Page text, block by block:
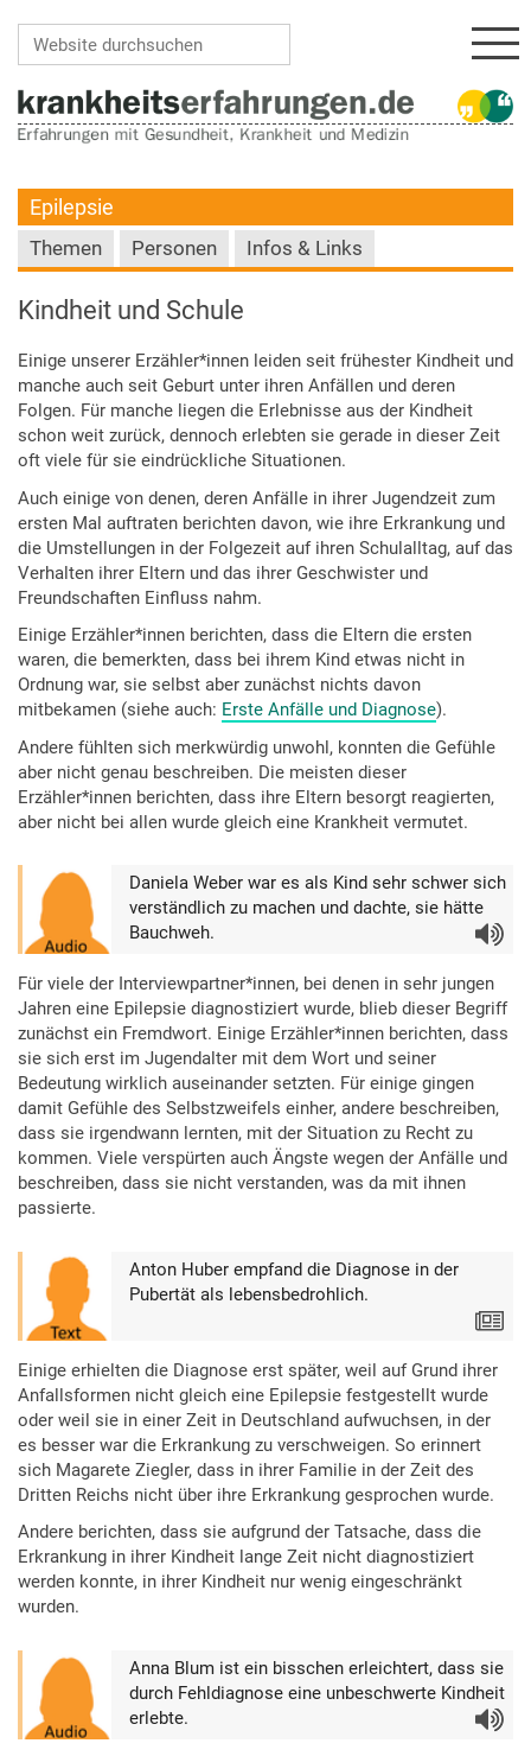
Epilepsie
Themen Personen Infos & Links
Kindheit und Schule
Einige unserer Erzähler*innen leiden seit frühester Kindheit und
manche auch seit Geburt unter ihren Anfällen und deren
Folgen. Für manche liegen die Erlebnisse aus der Kindheit
schon weit zurück, dennoch erlebten sie gerade in dieser Zeit
oft viele für sie eindrückliche Situationen.
Auch einige von denen, deren Anfälle in ihrer Jugendzeit zum
ersten Mal auftraten berichten davon, wie ihre Erkrankung und
die Umstellungen in der Folgezeit auf ihren Schulalltag, auf das
Verhalten ihrer Eltern und das ihrer Geschwister und
Freundschaften Einfluss nahm.
Einige Erzähler*innen berichten, dass die Eltern die ersten
waren, die bemerkten, dass bei ihrem Kind etwas nicht in
Ordnung war, sie selbst aber zunächst nichts davon
mitbekamen (siehe auch: Erste Anfälle und Diagnose).
Andere fühlten sich merkwürdig unwohl, konnten die Gefühle
aber nicht genau beschreiben. Die meisten dieser
Erzähler*innen berichten, dass ihre Eltern besorgt reagierten,
aber nicht bei allen wurde gleich eine Krankheit vermutet.
Daniela Weber war es als Kind sehr schwer sich
verständlich zu machen und dachte, sie hätte
Bauchweh.
Für viele der Interviewpartner*innen, bei denen in sehr jungen
Jahren eine Epilepsie diagnostiziert wurde, blieb dieser Begriff
zunächst ein Fremdwort. Einige Erzähler*innen berichten, dass
sie sich erst im Jugendalter mit dem Wort und seiner
Bedeutung wirklich auseinander setzten. Für einige gingen
damit Gefühle des Selbstzweifels einher, andere beschreiben,
dass sie irgendwann lernten, mit der Situation zu Recht zu
kommen. Viele verspürten auch Ängste wegen der Anfälle und
beschreiben, dass sie nicht verstanden, was da mit ihnen
passierte.
Anton Huber empfand die Diagnose in der
Pubertät als lebensbedrohlich.
Einige erhielten die Diagnose erst später, weil auf Grund ihrer
Anfallsformen nicht gleich eine Epilepsie festgestellt wurde
oder weil sie in einer Zeit in Deutschland aufwuchsen, in der
es besser war die Erkrankung zu verschweigen. So erinnert
sich Magarete Ziegler, dass in ihrer Familie in der Zeit des
Dritten Reichs nicht über ihre Erkrankung gesprochen wurde.
Andere berichten, dass sie aufgrund der Tatsache, dass die
Erkrankung in ihrer Kindheit lange Zeit nicht diagnostiziert
werden konnte, in ihrer Kindheit nur wenig eingeschränkt
wurden.
Anna Blum ist ein bisschen erleichtert, dass sie
durch Fehldiagnose eine unbeschwerte Kindheit
erlebte.